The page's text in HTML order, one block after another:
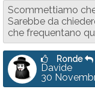
Scommettiamo
Sarebbe da
che frequentano
Ronde
Davide
30